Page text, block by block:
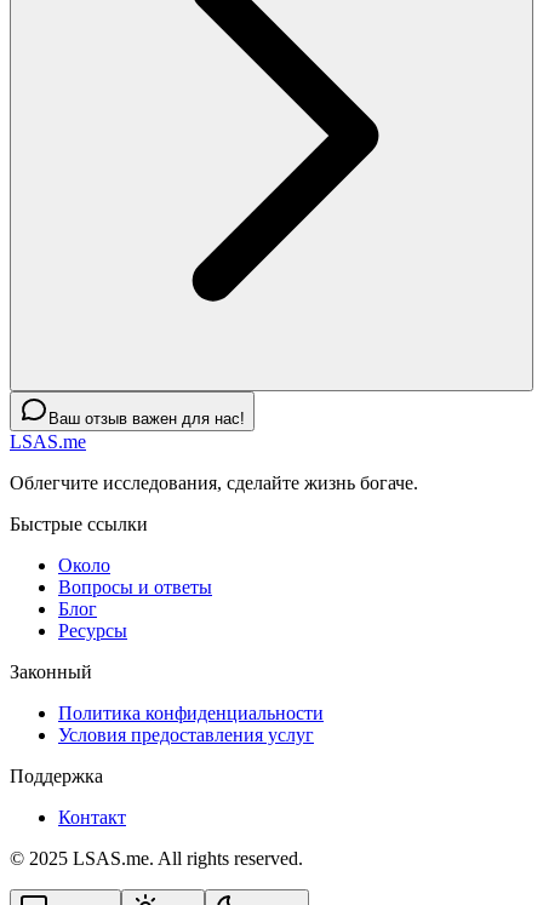
Ваш отзыв важен для нас!
LSAS.me
Облегчите исследования, сделайте жизнь богаче.
Быстрые ссылки
Около
Вопросы и ответы
Блог
Ресурсы
Законный
Политика конфиденциальности
Условия предоставления услуг
Поддержка
Контакт
© 2025 LSAS.me. All rights reserved.